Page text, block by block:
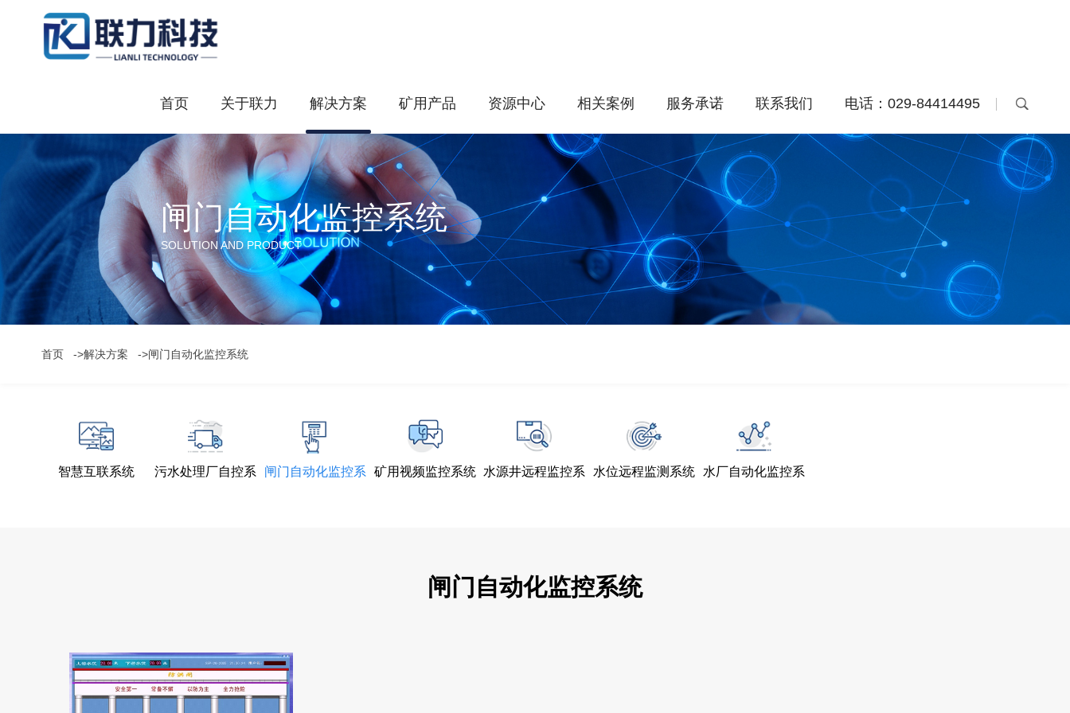
首页 关于联力 解决方案 矿用产品 资源中心 相关案例 服务承诺 联系我们 电话：029-84414495
闸门自动化监控系统
SOLUTION AND PRODUCT
首页 ->解决方案 ->闸门自动化监控系统
智慧互联系统
污水处理厂自控系
闸门自动化监控系
矿用视频监控系统
水源井远程监控系
水位远程监测系统
水厂自动化监控系
闸门自动化监控系统